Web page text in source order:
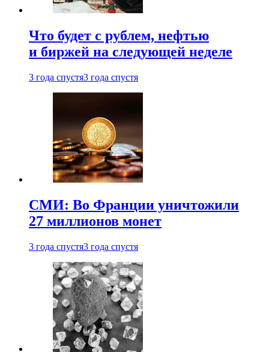
Что будет с рублем, нефтью
и биржей на следующей неделе
3 года спустя3 года спустя
СМИ: Во Франции уничтожили
27 миллионов монет
3 года спустя3 года спустя